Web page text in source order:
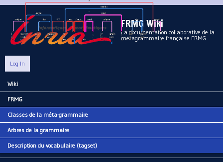
Aller au contenu principal
FRMG Wiki
La documentation collaborative de la
metagrammaire française FRMG
Log In
Main menu
Wiki
FRMG
Classes de la méta-grammaire
Arbres de la grammaire
Description du vocabulaire (tagset)